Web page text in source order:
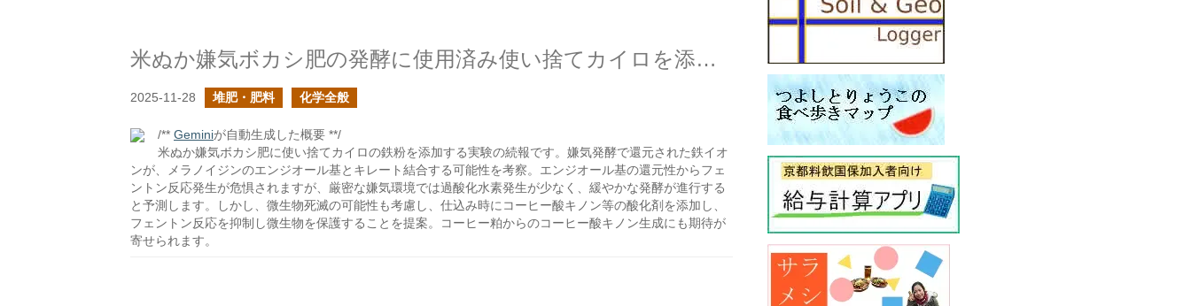
米ぬか嫌気ボカシ肥の発酵に使用済み使い捨てカイロを添加したらどうなるか？の続き
2025-11-28 堆肥・肥料 化学全般
/** Geminiが自動生成した概要 **/
米ぬか嫌気ボカシ肥に使い捨てカイロの鉄粉を添加する実験の続報です。嫌気発酵で還元された鉄イオ
ンが、メラノイジンのエンジオール基とキレート結合する可能性を考察。エンジオール基の還元性からフェ
ントン反応発生が危惧されますが、厳密な嫌気環境では過酸化水素発生が少なく、緩やかな発酵が進行する
と予測します。しかし、微生物死滅の可能性も考慮し、仕込み時にコーヒー酸キノン等の酸化剤を添加し、
フェントン反応を抑制し微生物を保護することを提案。コーヒー粕からのコーヒー酸キノン生成にも期待が
寄せられます。